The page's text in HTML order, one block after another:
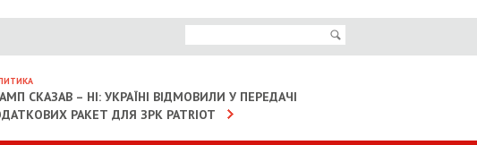
СКАЗАВ – НІ: УКРАЇНІ ВІДМОВИЛИ У ПЕРЕДАЧІ
РАКЕТ ДЛЯ ЗРК PATRIOT